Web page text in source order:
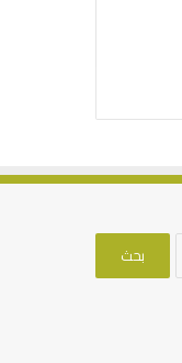
البحث